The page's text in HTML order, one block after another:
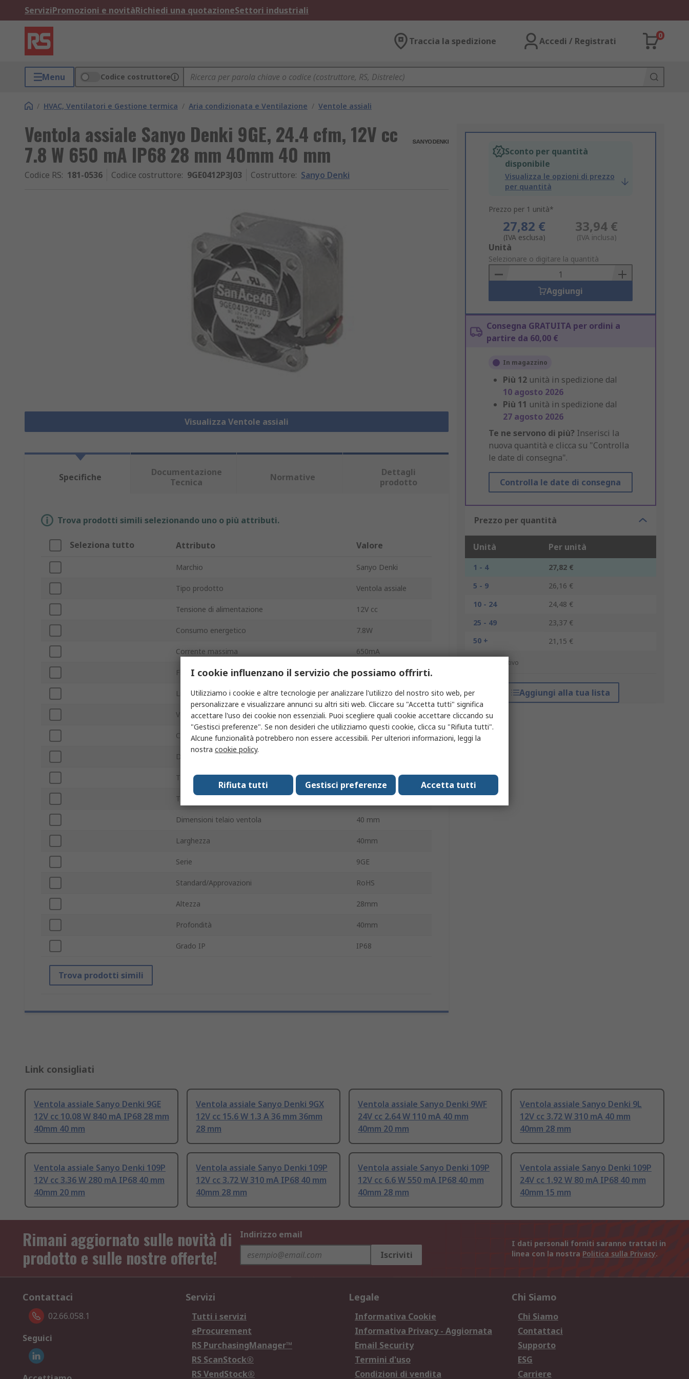
ServiziPromozioni e novitàRichiedi una quotazioneSettori industriali
Traccia la spedizione Accedi / Registrati
0
Menu Codice costruttore
/ HVAC, Ventilatori e Gestione termica / Aria condizionata e Ventilazione / Ventole assiali
Ventola assiale Sanyo Denki 9GE, 24.4 cfm, 12V cc
7.8 W 650 mA IP68 28 mm 40mm 40 mm
Codice RS: 181-0536 Codice costruttore: 9GE0412P3J03 Costruttore: Sanyo Denki
Visualizza Ventole assiali
Sconto per quantità
disponibile
Visualizza le opzioni di prezzo
per quantità
Prezzo per 1 unità*
27,82 €
(IVA esclusa)
33,94 €
(IVA inclusa)
Add
to
Basket
Unità
Selezionare o digitare la quantità
Aggiungi
Consegna GRATUITA per ordini a
partire da 60,00 €
In magazzino
Più 12 unità in spedizione dal
10 agosto 2026
Più 11 unità in spedizione dal
27 agosto 2026
Te ne servono di più? Inserisci la
nuova quantità e clicca su "Controlla
le date di consegna".
Controlla le date di consegna
Prezzo per quantità
Unità Per unità
1 - 4
27,82 €
5 - 9
26,16 €
10 - 24
24,48 €
25 - 49
23,37 €
50 +
21,15 €
*prezzo indicativo
Aggiungi alla tua lista
Specifiche
Documentazione
Tecnica
Normative
Dettagli
prodotto
Trova prodotti simili selezionando uno o più attributi.
Seleziona tutto Attributo Valore
Marchio Sanyo Denki
Tipo prodotto Ventola assiale
Tensione di alimentazione 12V cc
Consumo energetico 7.8W
Corrente massima 650mA
Flusso d'aria 24.4cfm
Livello rumore 56dBA
Velocità ventola 6300giri/min
Con terminazione/senza terminazione Vite
Direzione della curva
Tipo di cuscinetto Sfera
Tipo di telaio della ventola
Dimensioni telaio ventola 40 mm
Larghezza 40mm
Serie 9GE
Standard/Approvazioni RoHS
Altezza 28mm
Profondità 40mm
Grado IP IP68
Trova prodotti simili
Link consigliati
Ventola assiale Sanyo Denki 9GE
12V cc 10.08 W 840 mA IP68 28 mm
40mm 40 mm
Ventola assiale Sanyo Denki 9GX
12V cc 15.6 W 1.3 A 36 mm 36mm
28 mm
Ventola assiale Sanyo Denki 9WF
24V cc 2.64 W 110 mA 40 mm
40mm 20 mm
Ventola assiale Sanyo Denki 9L
12V cc 3.72 W 310 mA 40 mm
40mm 28 mm
Ventola assiale Sanyo Denki 109P
12V cc 3.36 W 280 mA IP68 40 mm
40mm 20 mm
Ventola assiale Sanyo Denki 109P
12V cc 3.72 W 310 mA IP68 40 mm
40mm 28 mm
Ventola assiale Sanyo Denki 109P
12V cc 6.6 W 550 mA IP68 40 mm
40mm 28 mm
Ventola assiale Sanyo Denki 109P
24V cc 1.92 W 80 mA IP68 40 mm
40mm 15 mm
Rimani aggiornato sulle novità di
prodotto e sulle nostre offerte!
Indirizzo email
Iscriviti
I dati personali forniti saranno trattati in
linea con la nostra Politica sulla Privacy.
Contattaci
02.66.058.1
Seguici
Servizi
Tutti i servizi
eProcurement
RS PurchasingManager™
RS ScanStock®
RS VendStock®
Legale
Informativa Cookie
Informativa Privacy - Aggiornata
Email Security
Termini d'uso
Condizioni di vendita
Chi Siamo
Chi Siamo
Contattaci
Supporto
ESG
Carriere
I cookie influenzano il servizio che possiamo offrirti.
Utilizziamo i cookie e altre tecnologie per analizzare l'utilizzo del nostro sito web, per
personalizzare e visualizzare annunci su altri siti web. Cliccare su "Accetta tutti" significa
accettare l'uso dei cookie non essenziali. Puoi scegliere quali cookie accettare cliccando su
"Gestisci preferenze". Se non desideri che utilizziamo questi cookie, clicca su "Rifiuta tutti".
Alcune funzionalità potrebbero non essere accessibili. Per ulteriori informazioni, leggi la
nostra cookie policy.
Accetta tutti
Gestisci preferenze
Rifiuta tutti